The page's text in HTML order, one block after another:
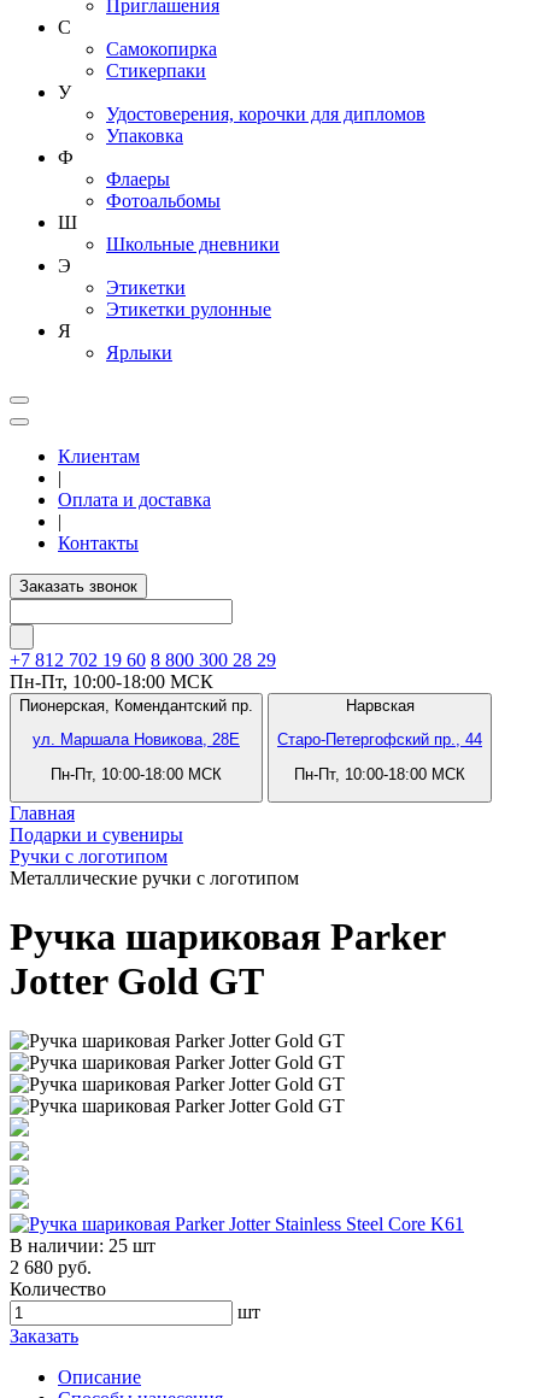
Приглашения
С
Самокопирка
Стикерпаки
У
Удостоверения, корочки для дипломов
Упаковка
Ф
Флаеры
Фотоальбомы
Ш
Школьные дневники
Э
Этикетки
Этикетки рулонные
Я
Ярлыки
Клиентам
|
Оплата и доставка
|
Контакты
Заказать звонок
+7 812 702 19 60 8 800 300 28 29
Пн-Пт, 10:00-18:00 МСК
Пионерская, Комендантский пр.
ул. Маршала Новикова, 28Е
Пн-Пт, 10:00-18:00 МСК
Нарвская
Старо-Петергофский пр., 44
Пн-Пт, 10:00-18:00 МСК
Главная
Подарки и сувениры
Ручки с логотипом
Металлические ручки с логотипом
Ручка шариковая Parker
Jotter Gold GT
В наличии: 25 шт
2 680 руб.
Количество
шт
Заказать
Описание